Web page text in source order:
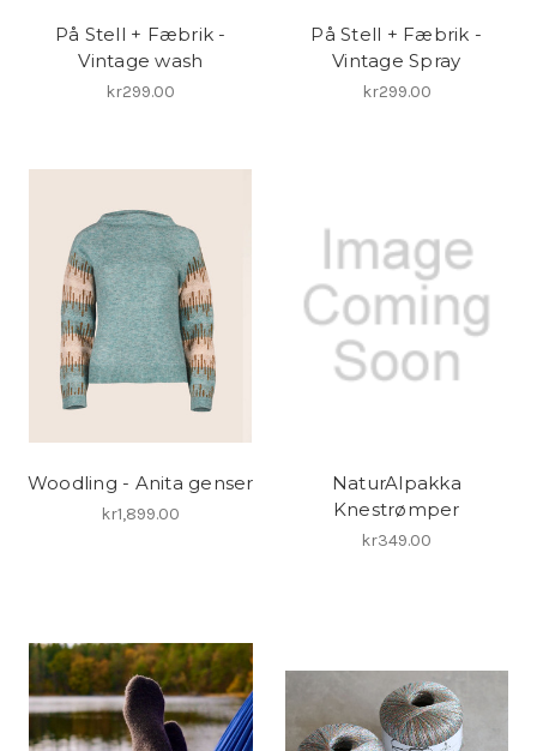
På Stell + Fæbrik -
Vintage wash
kr299.00
På Stell + Fæbrik -
Vintage Spray
kr299.00
Woodling - Anita genser
kr1,899.00
NaturAlpakka
Knestrømper
kr349.00